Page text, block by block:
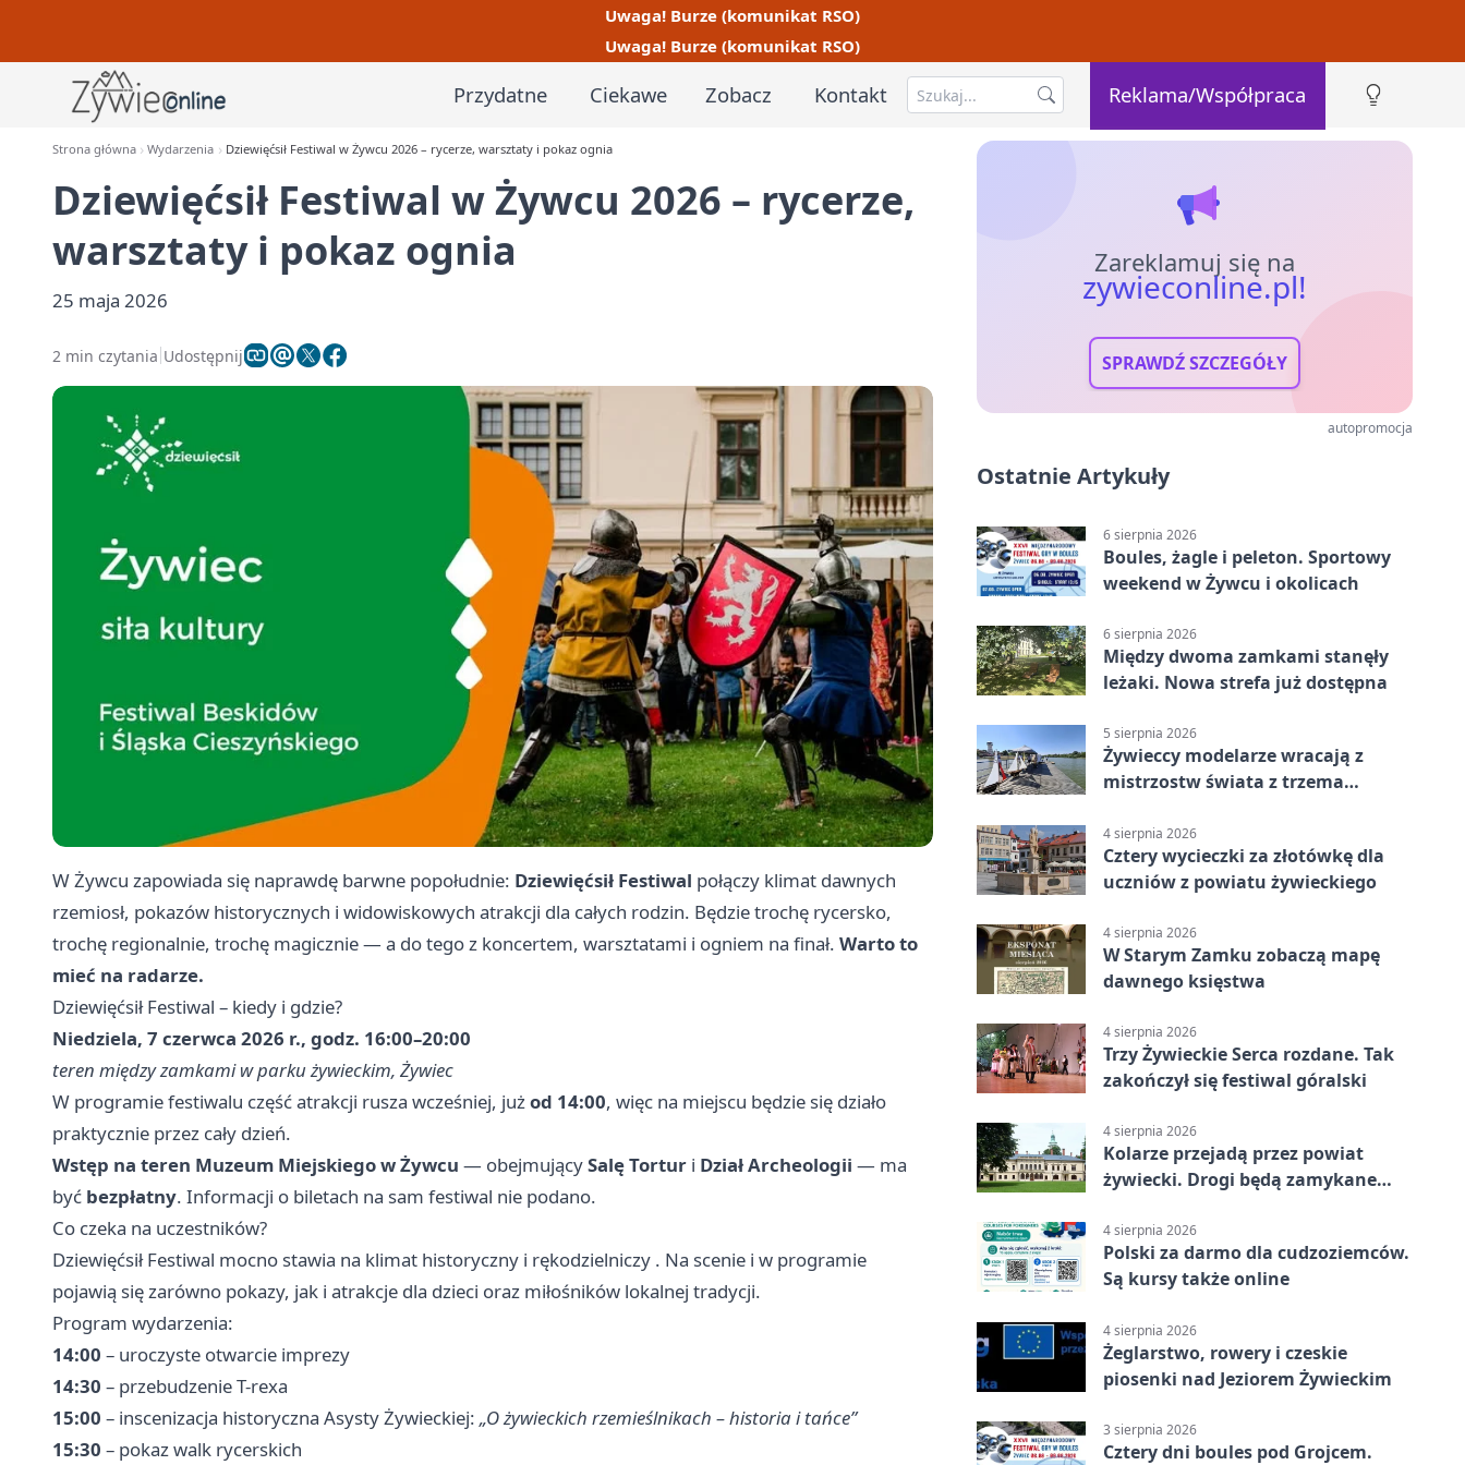
Uwaga! Burze (komunikat RSO)
Uwaga! Burze (komunikat RSO)
Przydatne Ciekawe Zobacz Kontakt Reklama/Współpraca
Strona główna Wydarzenia Dziewięćsił Festiwal w Żywcu 2026 – rycerze, warsztaty i pokaz ognia
Dziewięćsił Festiwal w Żywcu 2026 – rycerze,
warsztaty i pokaz ognia
25 maja 2026
2 min czytania Udostępnij
W Żywcu zapowiada się naprawdę barwne popołudnie: Dziewięćsił Festiwal połączy klimat dawnych
rzemiosł, pokazów historycznych i widowiskowych atrakcji dla całych rodzin. Będzie trochę rycersko,
trochę regionalnie, trochę magicznie — a do tego z koncertem, warsztatami i ogniem na finał. Warto to
mieć na radarze.
Dziewięćsił Festiwal – kiedy i gdzie?
Niedziela, 7 czerwca 2026 r., godz. 16:00–20:00
teren między zamkami w parku żywieckim, Żywiec
W programie festiwalu część atrakcji rusza wcześniej, już od 14:00, więc na miejscu będzie się działo
praktycznie przez cały dzień.
Wstęp na teren Muzeum Miejskiego w Żywcu — obejmującySalę Tortur i Dział Archeologii — ma
być bezpłatny. Informacji o biletach na sam festiwal nie podano.
Co czeka na uczestników?
Dziewięćsił Festiwal mocno stawia na klimat historyczny i rękodzielniczy . Na scenie i w programie
pojawią się zarówno pokazy, jak i atrakcje dla dzieci oraz miłośników lokalnej tradycji.
Program wydarzenia:
14:00 – uroczyste otwarcie imprezy
14:30 – przebudzenie T-rexa
15:00 – inscenizacja historyczna Asysty Żywieckiej: „O żywieckich rzemieślnikach – historia i tańce”
15:30 – pokaz walk rycerskich
Zareklamuj się na
zywieconline.pl!
SPRAWDŹ SZCZEGÓŁY
autopromocja
Ostatnie Artykuły
6 sierpnia 2026
Boules, żagle i peleton. Sportowy
weekend w Żywcu i okolicach
6 sierpnia 2026
Między dwoma zamkami stanęły
leżaki. Nowa strefa już dostępna
5 sierpnia 2026
Żywieccy modelarze wracają z
mistrzostw świata z trzema
4 sierpnia 2026
Cztery wycieczki za złotówkę dla
uczniów z powiatu żywieckiego
4 sierpnia 2026
W Starym Zamku zobaczą mapę
dawnego księstwa
4 sierpnia 2026
Trzy Żywieckie Serca rozdane. Tak
zakończył się festiwal góralski
4 sierpnia 2026
Kolarze przejadą przez powiat
żywiecki. Drogi będą zamykane
4 sierpnia 2026
Polski za darmo dla cudzoziemców.
Są kursy także online
4 sierpnia 2026
Żeglarstwo, rowery i czeskie
piosenki nad Jeziorem Żywieckim
3 sierpnia 2026
Cztery dni boules pod Grojcem.